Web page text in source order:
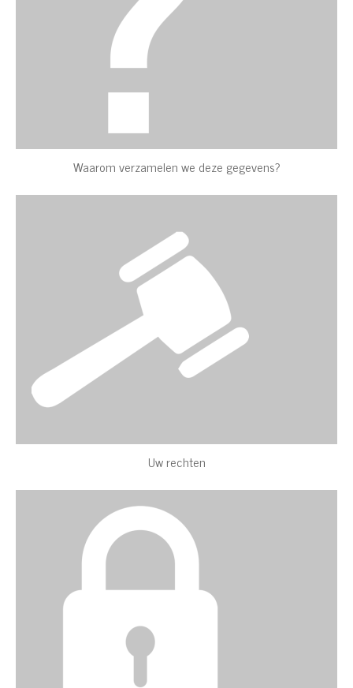
Waarom verzamelen we deze gegevens?
Uw rechten